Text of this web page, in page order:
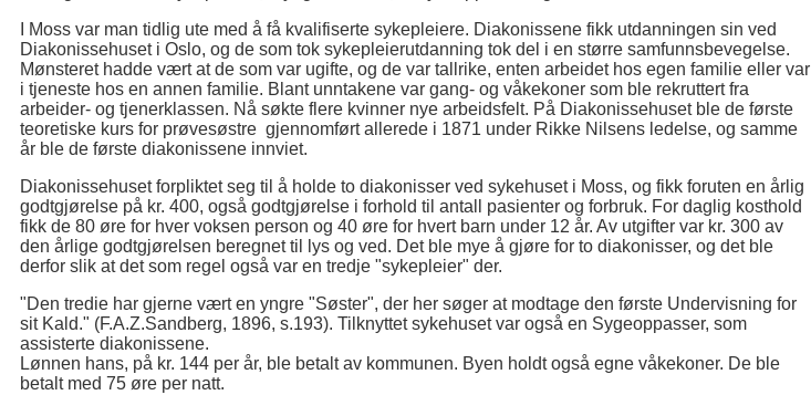
I Moss var man tidlig ute med å få kvalifiserte sykepleiere. Diakonissene fikk utdanningen sin ved
Diakonissehuset i Oslo, og de som tok sykepleierutdanning tok del i en større samfunnsbevegelse.
Mønsteret hadde vært at de som var ugifte, og de var tallrike, enten arbeidet hos egen familie eller var
i tjeneste hos en annen familie. Blant unntakene var gang- og våkekoner som ble rekruttert fra
arbeider- og tjenerklassen. Nå søkte flere kvinner nye arbeidsfelt. På Diakonissehuset ble de første
teoretiske kurs for prøvesøstre gjennomført allerede i 1871 under Rikke Nilsens ledelse, og samme
år ble de første diakonissene innviet.
Diakonissehuset forpliktet seg til å holde to diakonisser ved sykehuset i Moss, og fikk foruten en årlig
godtgjørelse på kr. 400, også godtgjørelse i forhold til antall pasienter og forbruk. For daglig kosthold
fikk de 80 øre for hver voksen person og 40 øre for hvert barn under 12 år. Av utgifter var kr. 300 av
den årlige godtgjørelsen beregnet til lys og ved. Det ble mye å gjøre for to diakonisser, og det ble
derfor slik at det som regel også var en tredje "sykepleier" der.
"Den tredie har gjerne vært en yngre "Søster", der her søger at modtage den første Undervisning for
sit Kald." (F.A.Z.Sandberg, 1896, s.193). Tilknyttet sykehuset var også en Sygeoppasser, som
assisterte diakonissene.
Lønnen hans, på kr. 144 per år, ble betalt av kommunen. Byen holdt også egne våkekoner. De ble
betalt med 75 øre per natt.